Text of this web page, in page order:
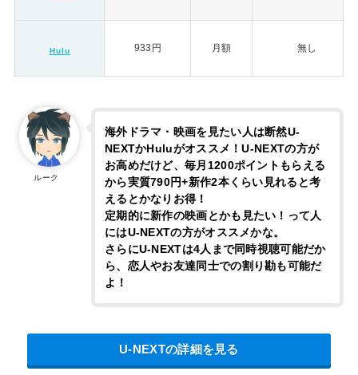
Hulu 933円 月額 無し
ルーク
海外ドラマ・映画を見たい人は断然U-
NEXTかHuluがオススメ！U-NEXTの方が
お高めだけど、毎月1200ポイントもらえる
から実質790円+新作2本くらい見れると考
えるとかなりお得！
定期的に新作の映画とかも見たい！って人
にはU-NEXTの方がオススメかな。
さらにU-NEXTは4人まで同時視聴可能だか
ら、恋人やお友達同士での割り勘も可能だ
よ！
U-NEXTの詳細を見る